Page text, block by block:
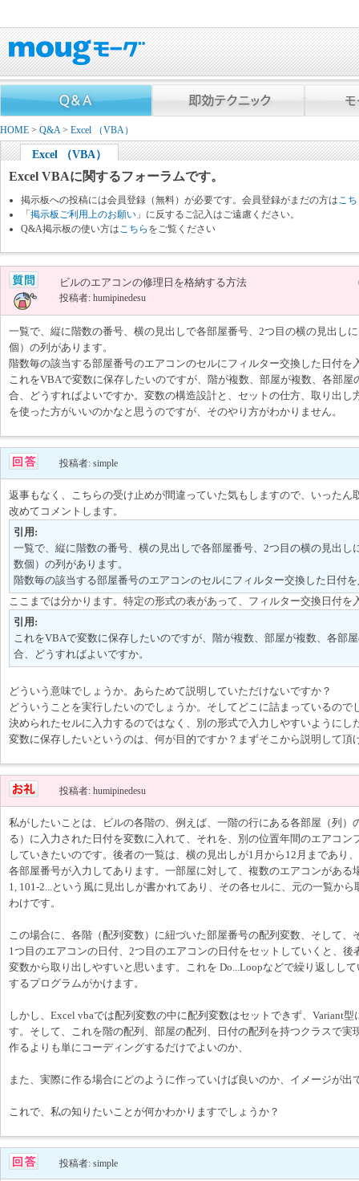
HOME > Q&A> Excel （VBA）
Excel （VBA）
Excel VBAに関するフォーラムです。
掲示板への投稿には会員登録（無料）が必要です。会員登録がまだの方は こ
「掲示板ご利用上のお願い 」に反するご記入はご遠慮ください。
Q&A掲示板の使い方は こちら をご覧ください
ビルのエアコンの修理日を格納する方法
投稿者: humipinedesu
一覧で、縦に階数の番号、横の見出しで各部屋番号、2つ目の横の見出し
個）の列があります。
階数毎の該当する部屋番号のエアコンのセルにフィルター交換した日付を
これをVBAで変数に保存したいのですが、階が複数、部屋が複数、各部屋
合、どうすればよいですか。変数の構造設計と、セットの仕方、取り出し
を使った方がいいのかなと思うのですが、そのやり方がわかりません。
投稿者: simple
返事もなく、こちらの受け止めが間違っていた気もしますので、いったん
改めてコメントします。
引用:
一覧で、縦に階数の番号、横の見出しで各部屋番号、2つ目の横の見出し
数個）の列があります。
階数毎の該当する部屋番号のエアコンのセルにフィルター交換した日付
ここまでは分かります。特定の形式の表があって、フィルター交換日付を
引用:
これをVBAで変数に保存したいのですが、階が複数、部屋が複数、各部
合、どうすればよいですか。
どういう意味でしょうか。あらためて説明していただけないですか？
どういうことを実行したいのでしょうか。そしてどこに詰まっているので
決められたセルに入力するのではなく、別の形式で入力しやすいようにし
変数に保存したいというのは、何が目的ですか？まずそこから説明して頂
投稿者: humipinedesu
私がしたいことは、ビルの各階の、例えば、一階の行にある各部屋（列）
る）に入力された日付を変数に入れて、それを、別の位置年間のエアコン
していきたいのです。後者の一覧は、横の見出しが1月から12月まであり
各部屋番号が入力してあります。一部屋に対して、複数のエアコンがある
1, 101-2...という風に見出しが書かれてあり、その各セルに、元の一覧か
わけです。
この場合に、各階（配列変数）に紐づいた部屋番号の配列変数、そして、
1つ目のエアコンの日付、2つ目のエアコンの日付をセットしていくと、後
変数から取り出しやすいと思います。これを Do...Loopなどで繰り返しし
するプログラムがかけます。
しかし、Excel vbaでは配列変数の中に配列変数はセットできず、Variant
す。そして、これを階の配列、部屋の配列、日付の配列を持つクラスで実
作るよりも単にコーディングするだけでよいのか、
また、実際に作る場合にどのように作っていけば良いのか、イメージが出
これで、私の知りたいことが何かわかりますでしょうか？
投稿者: simple